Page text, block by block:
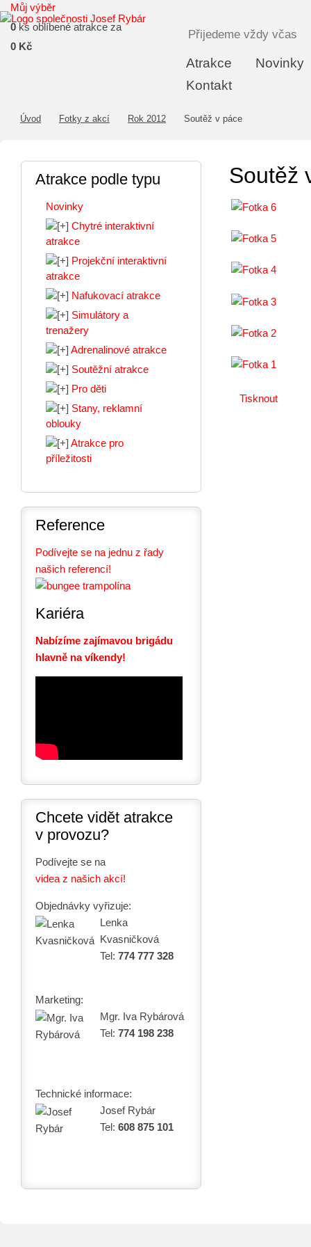
Atrakce
Novinky
Kontakt
Můj výběr
0 ks oblíbené atrakce za
0 Kč
Přijedeme vždy včas
Úvod Fotky z akcí Rok 2012 Soutěž v páce
Soutěž
Tisknout
Atrakce podle typu
Novinky
Chytré interaktivní
atrakce
Projekční interaktivní
atrakce
Nafukovací atrakce
Simulátory a
trenažery
Adrenalinové atrakce
Soutěžní atrakce
Pro děti
Stany, reklamní
oblouky
Atrakce pro
příležitosti
Reference
Podívejte se na jednu z řady
našich referencí!
Kariéra
Nabízíme zajímavou brigádu
hlavně na víkendy!
Chcete vidět atrakce
v provozu?
Podívejte se na
videa z našich akcí!
Objednávky vyřizuje:
Lenka
Kvasničková
Tel: 774 777 328
Marketing:
Mgr. Iva Rybárová
Tel: 774 198 238
Technické informace:
Josef Rybár
Tel: 608 875 101